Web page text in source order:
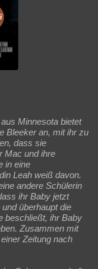
Minnesota bietet
Bleeker an, mit ihr zu
dass sie
Mac und ihre
in eine
Leah weiß davon.
andere Schülerin
ihr Baby jetzt
überhaupt die
beschließt, ihr Baby
Zusammen mit
Zeitung nach